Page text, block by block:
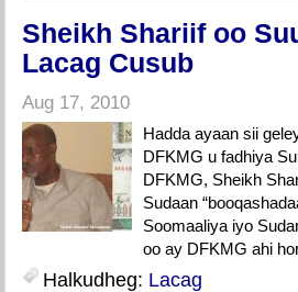
Sheikh Shariif oo
Lacag Cusub
Aug 17, 2010
Hadda ayaan sii
DFKMG u fadhiya
DFKMG, Sheikh
Sudaan
Soomaaliya iyo
oo ay DFKMG ahi
Halkudheg: Lacag